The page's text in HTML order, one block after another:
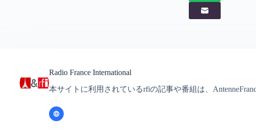
Radio France International
本サイトに利用されているrfiの記事や番組は、